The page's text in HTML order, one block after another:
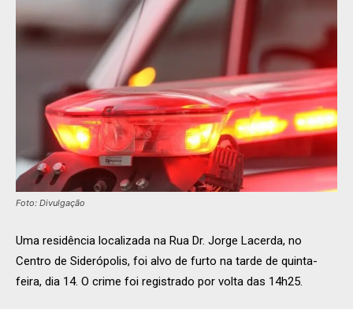
Foto: Divulgação
Uma residência localizada na Rua Dr. Jorge Lacerda, no
Centro de Siderópolis, foi alvo de furto na tarde de quinta-
feira, dia 14. O crime foi registrado por volta das 14h25.